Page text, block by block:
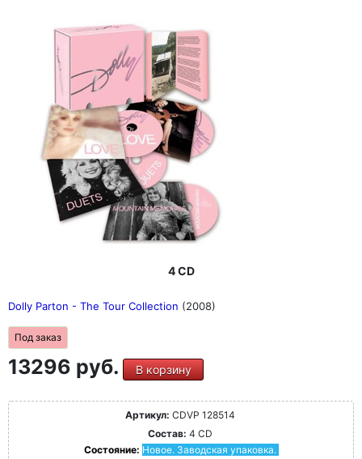
4 CD
Dolly Parton - The Tour Collection (2008)
Под заказ
13296 руб. В корзину
Артикул: CDVP 128514
Состав: 4 CD
Состояние: Новое. Заводская упаковка.